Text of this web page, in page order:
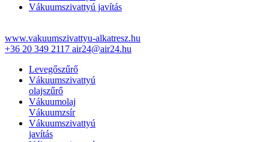
Vákuumszivattyú javítás
www.vakuumszivattyu-alkatresz.hu
+36 20 349 2117 air24@air24.hu
Levegőszűrő
Vákuumszivattyú
olajszűrő
Vákuumolaj
Vákuumzsír
Vákuumszivattyú
javítás